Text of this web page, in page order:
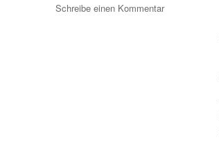
Schreibe einen Kommentarzu